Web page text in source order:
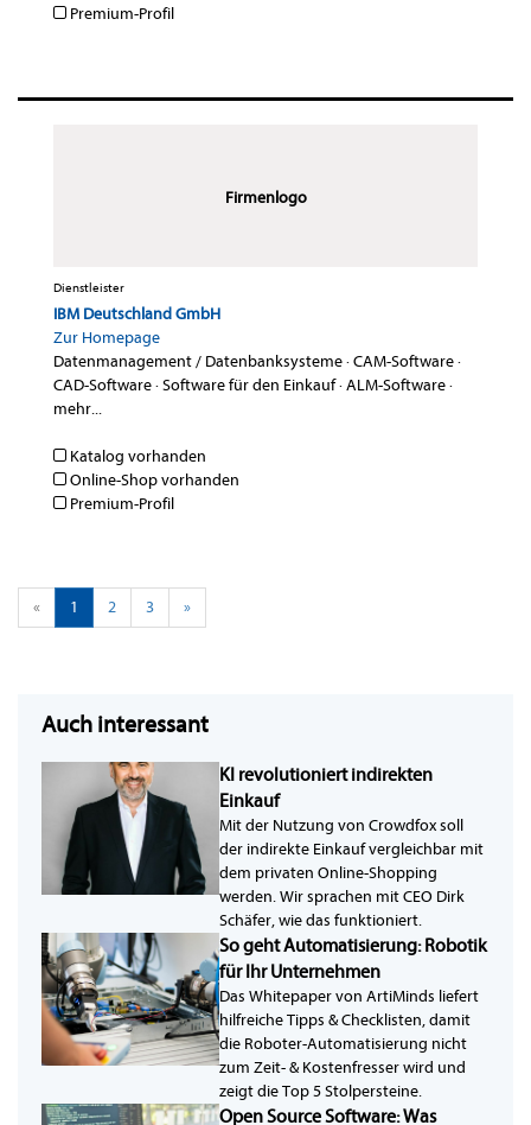
Premium-Profil
Firmenlogo
Dienstleister
IBM Deutschland GmbH
Zur Homepage
Datenmanagement / Datenbanksysteme·CAM-Software·
CAD-Software·Software für den Einkauf·ALM-Software·
mehr...
Katalog vorhanden
Online-Shop vorhanden
Premium-Profil
« 1 2 3 »
Auch interessant
KI revolutioniert indirekten
Einkauf
Mit der Nutzung von Crowdfox soll
der indirekte Einkauf vergleichbar mit
dem privaten Online-Shopping
werden. Wir sprachen mit CEO Dirk
Schäfer, wie das funktioniert.
So geht Automatisierung: Robotik
für Ihr Unternehmen
Das Whitepaper von ArtiMinds liefert
hilfreiche Tipps & Checklisten, damit
die Roboter-Automatisierung nicht
zum Zeit- & Kostenfresser wird und
zeigt die Top 5 Stolpersteine.
Open Source Software: Was